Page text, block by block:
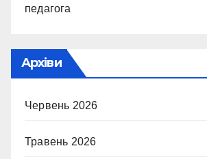
педагога
Архіви
Червень 2026
Травень 2026